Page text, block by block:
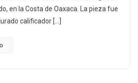
De
en la Costa de Oaxaca. La pieza fue
calificador […]